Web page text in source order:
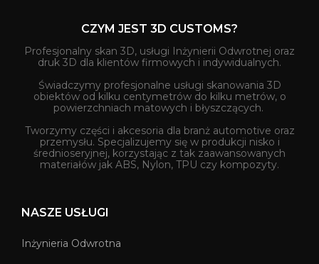
CZYM JEST 3D CUSTOMS?
Profesjonalny skan 3D, usługi Inżynierii Odwrotnej oraz
druk 3D dla klientów firmowych i indywidualnych.
Świadczymy profesjonalne usługi skanowania 3D
obiektów od kilku centymetrów do kilku metrów, o
powierzchniach matowych i błyszczących.
Tworzymy części i akcesoria dla branż automotive oraz
przemysłu. Specjalizujemy się w produkcji nisko i
średnioseryjnej, korzystając z tak zaawansowanych
materiałów jak ABS, Nylon, TPU czy kompozyty.
NASZE USŁUGI
Inżynieria Odwrotna